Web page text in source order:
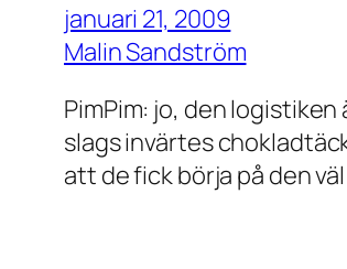
januari 21, 2009
Malin Sandström
PimPim: jo, den
slags invärtes
att de fick börja på den